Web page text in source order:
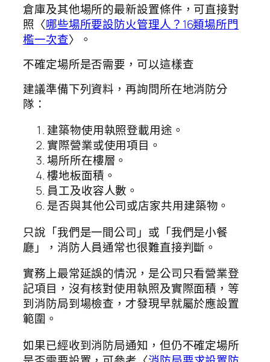
倉庫及其他場所的最新設置條件，可直接對
照〈哪些場所要設防火管理人？16類場所門
檻一次查〉。
不確定場所是否需要，可以這樣查
建議準備下列資料，再詢問所在地消防分
隊：
建築物使用執照登載用途。
實際營業或使用項目。
場所所在樓層。
樓地板面積。
員工及收容人數。
是否與其他公司或店家共用建築物。
只說「我們是一間公司」或「我們是小餐
廳」，消防人員通常也很難直接判斷。
實務上最常延誤的情況，是公司只看營業登
記項目，沒有核對使用執照及實際面積，等
到消防局到場檢查，才發現早就屬於應設置
範圍。
如果已經收到消防局通知，但仍不確定場所